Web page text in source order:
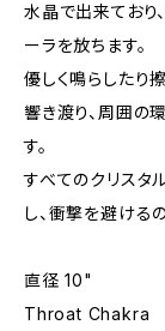
水晶で出来ており
ーラを放ちます。
優しく鳴らしたり
響き渡り、周囲の
す。
すべてのクリスタ
し、衝撃を避ける
直径 10"
Throat Chakra